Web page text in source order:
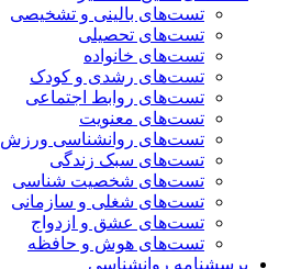
تست‌های بالینی و تشخیصی
تست‌های تحصیلی
تست‌های خانواده
تست‌های رشدی و کودک
تست‌های روابط اجتماعی
تست‌های معنویت
تست‌های روانشناسی ورزش
تست‌های سبک زندگی
تست‌های شخصیت شناسی
تست‌های شغلی و سازمانی
تست‌های عشق و ازدواج
تست‌های هوش و حافظه
پرسشنامه روانشناسی